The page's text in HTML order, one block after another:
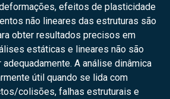
efeitos de plasticidade
não lineares das estruturas são
obter resultados precisos em
estáticas e lineares não são
A análise dinâmica
útil quando se lida com
colisões, falhas estruturais e